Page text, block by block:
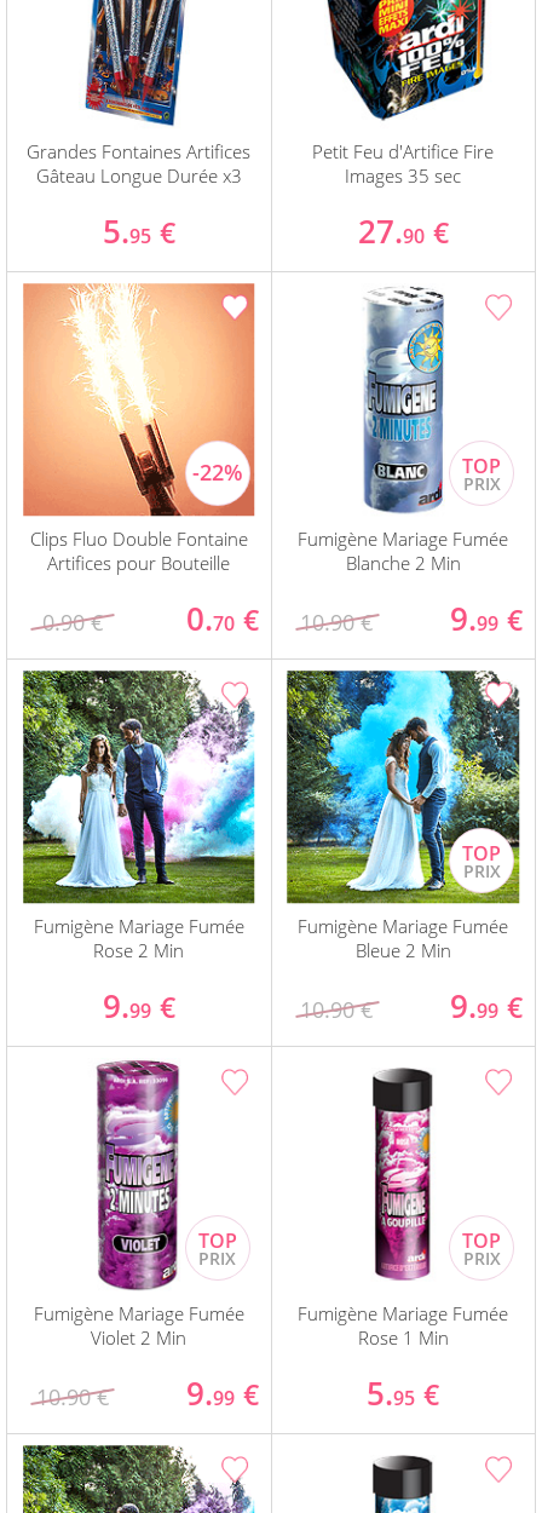
Grandes Fontaines Artifices
Gâteau Longue Durée x3
5.95 €
Petit Feu d'Artifice Fire
Images 35 sec
27.90 €
Clips Fluo Double Fontaine
Artifices pour Bouteille
0.90 € 0.70 €
Fumigène Mariage Fumée
Blanche 2 Min
10.90 € 9.99 €
Fumigène Mariage Fumée
Rose 2 Min
9.99 €
Fumigène Mariage Fumée
Bleue 2 Min
10.90 € 9.99 €
Fumigène Mariage Fumée
Violet 2 Min
10.90 € 9.99 €
Fumigène Mariage Fumée
Rose 1 Min
5.95 €